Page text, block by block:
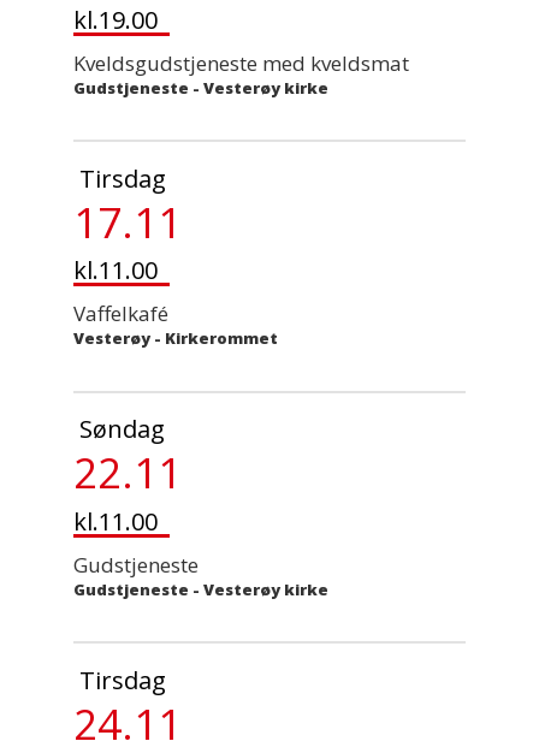
kl.19.00
Kveldsgudstjeneste med kveldsmat
Gudstjeneste - Vesterøy kirke
Tirsdag
17.11
kl.11.00
Vaffelkafé
Vesterøy - Kirkerommet
Søndag
22.11
kl.11.00
Gudstjeneste
Gudstjeneste - Vesterøy kirke
Tirsdag
24.11